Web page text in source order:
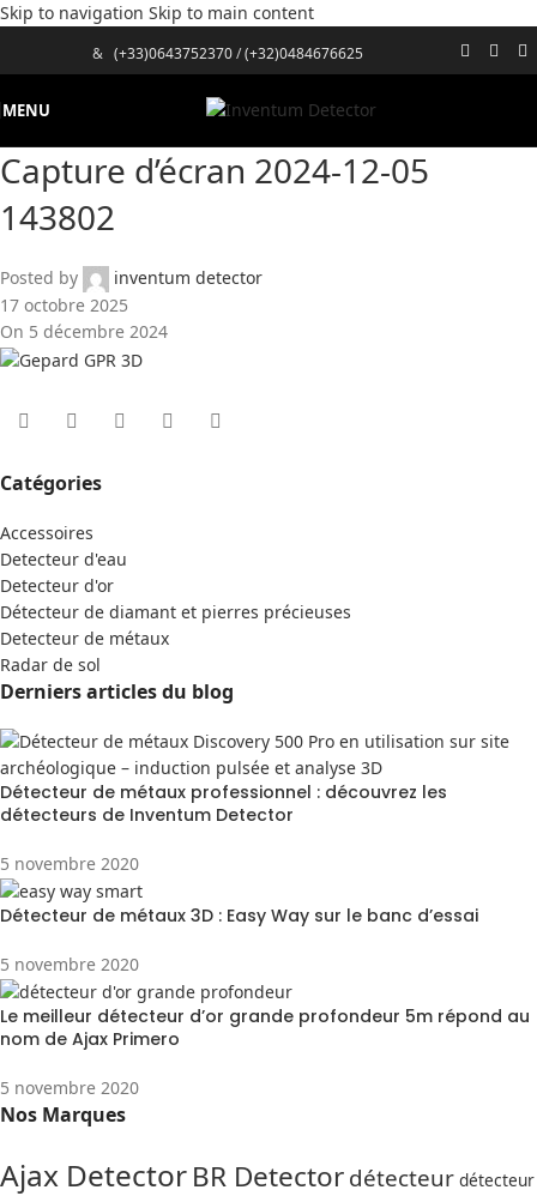
Skip to navigation Skip to main content
& (+33)0643752370/(+32)0484676625
MENU
Capture d’écran 2024-12-05
143802
Posted by
inventum detector
17 octobre 2025
On 5 décembre 2024
Catégories
Accessoires
Detecteur d'eau
Detecteur d'or
Détecteur de diamant et pierres précieuses
Detecteur de métaux
Radar de sol
Derniers articles du blog
Détecteur de métaux professionnel : découvrez les
détecteurs de Inventum Detector
5 novembre 2020
Détecteur de métaux 3D : Easy Way sur le banc d’essai
5 novembre 2020
Le meilleur détecteur d’or grande profondeur 5m répond au
nom de Ajax Primero
5 novembre 2020
Nos Marques
Ajax DetectorBR Detectordétecteur détecteur